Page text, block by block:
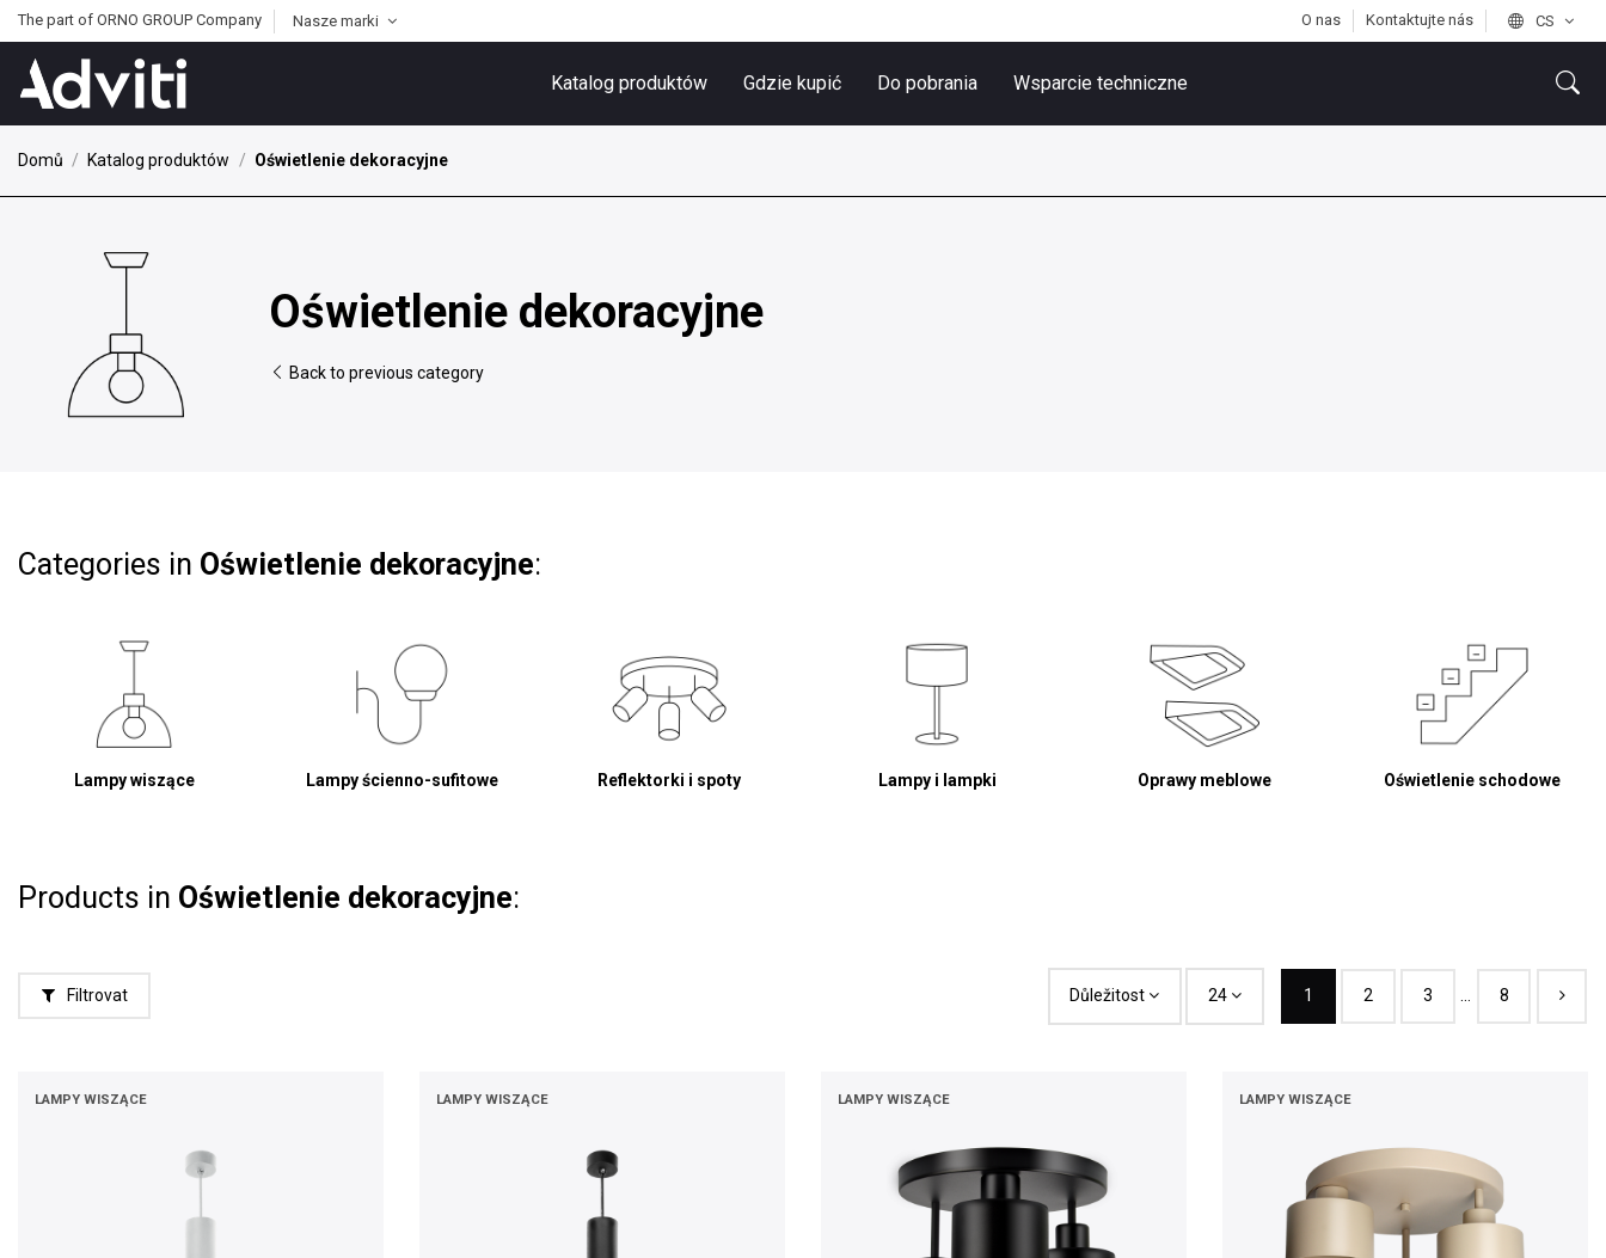
The part of ORNO GROUP Company Nasze marki O nas Kontaktujte nás CS
Katalog produktów Gdzie kupić Do pobrania Wsparcie techniczne
Domů Katalog produktów Oświetlenie dekoracyjne
Oświetlenie dekoracyjne
Back to previous category
Categories in Oświetlenie dekoracyjne:
Lampy wiszące Lampy ścienno-sufitowe Reflektorki i spoty Lampy i lampki Oprawy meblowe Oświetlenie schodowe
Products in Oświetlenie dekoracyjne:
Filtrovat Důležitost 24 1 2 3 … 8
LAMPY WISZĄCE LAMPY WISZĄCE LAMPY WISZĄCE LAMPY WISZĄCE